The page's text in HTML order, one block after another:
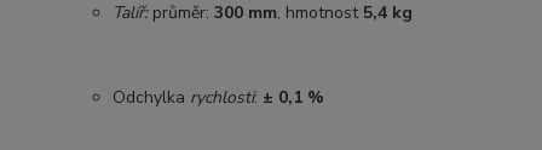
Talíř: průměr:300 mm, hmotnost 5,4 kg
Odchylka rychlosti: ± 0,1 %